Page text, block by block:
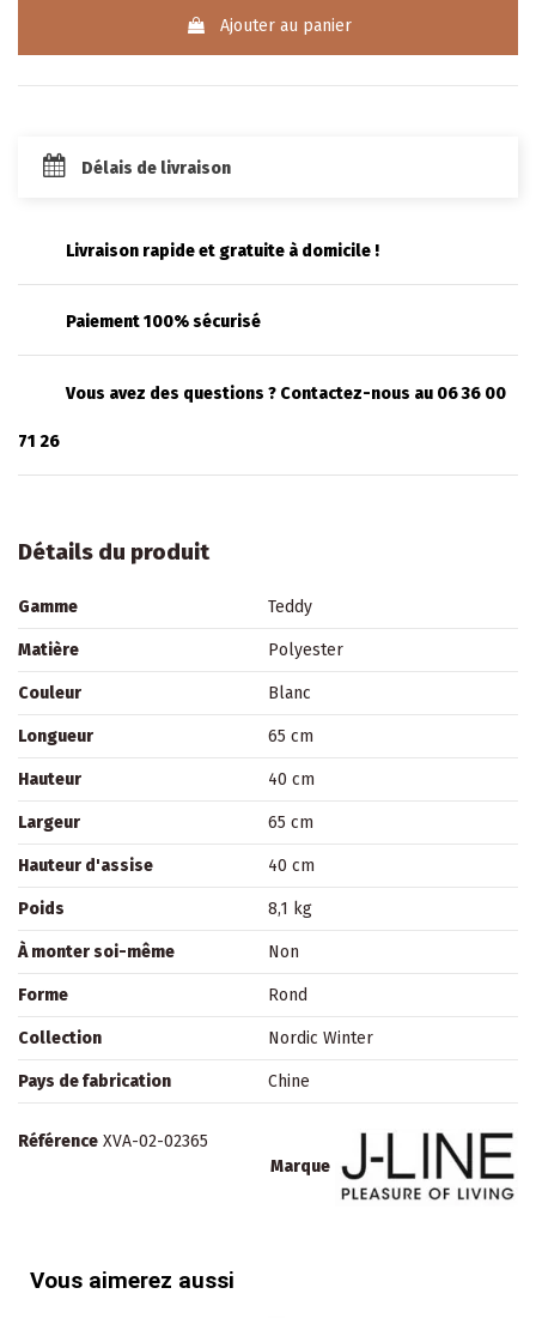
Ajouter au panier
Délais de livraison
Livraison rapide et gratuite à domicile !
Paiement 100% sécurisé
Vous avez des questions ? Contactez-nous au 06 36 00
71 26
Détails du produit
Gamme Teddy
Matière Polyester
Couleur Blanc
Longueur 65 cm
Hauteur 40 cm
Largeur 65 cm
Hauteur d'assise 40 cm
Poids 8,1 kg
À monter soi-même Non
Forme Rond
Collection Nordic Winter
Pays de fabrication Chine
Marque
Référence XVA-02-02365
Vous aimerez aussi